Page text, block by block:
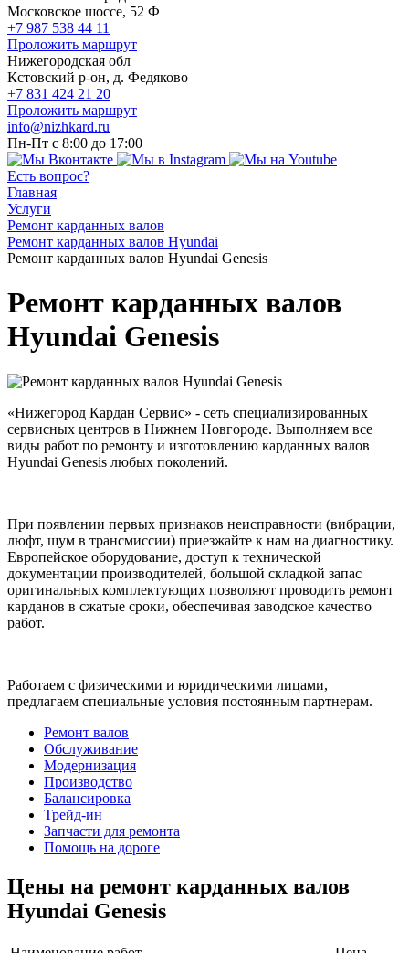
Московское шоссе, 52 Ф
+7 987 538 44 11
Проложить маршрут
Нижегородская обл
Кстовский р-он, д. Федяково
+7 831 424 21 20
Проложить маршрут
info@nizhkard.ru
Пн-Пт с 8:00 до 17:00
Есть вопрос?
Главная
Услуги
Ремонт карданных валов
Ремонт карданных валов Hyundai
Ремонт карданных валов Hyundai Genesis
Ремонт карданных валов
Hyundai Genesis
«Нижегород Кардан Сервис» - сеть специализированных
сервисных центров в Нижнем Новгороде. Выполняем все
виды работ по ремонту и изготовлению карданных валов
Hyundai Genesis любых поколений.
При появлении первых признаков неисправности (вибрации,
люфт, шум в трансмиссии) приезжайте к нам на диагностику.
Европейское оборудование, доступ к технической
документации производителей, большой складкой запас
оригинальных комплектующих позволяют проводить ремонт
карданов в сжатые сроки, обеспечивая заводское качество
работ.
Работаем с физическими и юридическими лицами,
предлагаем специальные условия постоянным партнерам.
Ремонт валов
Обслуживание
Модернизация
Производство
Балансировка
Трейд-ин
Запчасти для ремонта
Помощь на дороге
Цены на ремонт карданных валов
Hyundai Genesis